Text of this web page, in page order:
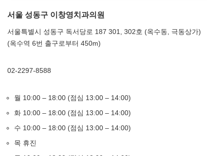
서울 성동구 이창영치과의원
서울특별시 성동구 독서당로 187 301, 302호 (옥수동, 극동상가)
(옥수역 6번 출구로부터 450m)
02-2297-8588
월 10:00 – 18:00 (점심 13:00 – 14:00)
화 10:00 – 18:00 (점심 13:00 – 14:00)
수 10:00 – 18:00 (점심 13:00 – 14:00)
목 휴진